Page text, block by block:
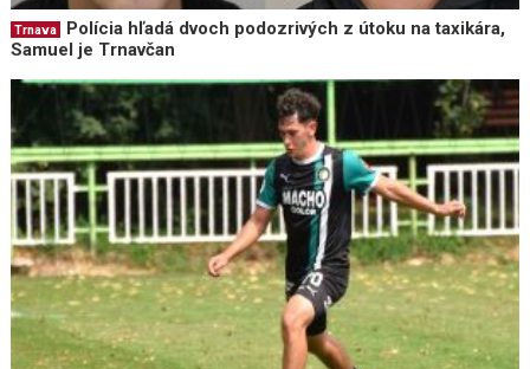
Trnava
Polícia hľadá dvoch podozrivých z útoku na taxikára,
Samuel je Trnavčan